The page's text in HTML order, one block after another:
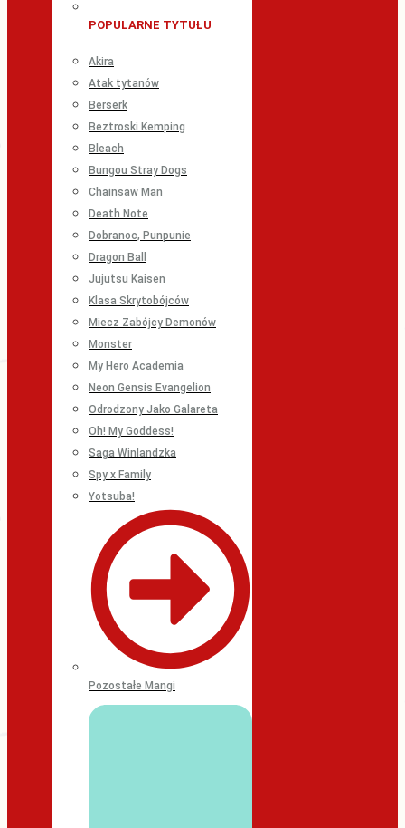
POPULARNE TYTUŁU
Akira
Atak tytanów
Berserk
Beztroski Kemping
Bleach
Bungou Stray Dogs
Chainsaw Man
Death Note
Dobranoc, Punpunie
Dragon Ball
Jujutsu Kaisen
Klasa Skrytobójców
Miecz Zabójcy Demonów
Monster
My Hero Academia
Neon Gensis Evangelion
Odrodzony Jako Galareta
Oh! My Goddess!
Saga Winlandzka
Spy x Family
Yotsuba!
Pozostałe Mangi